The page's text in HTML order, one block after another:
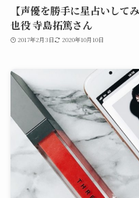
【声優を勝手に星占いし
也役 寺島拓篤さん
2017年2月3日 2020年10月10日